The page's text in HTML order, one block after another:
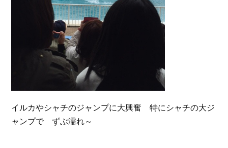
イルカやシャチのジャンプに大興奮 特にシャチの大ジ
ャンプで ずぶ濡れ～